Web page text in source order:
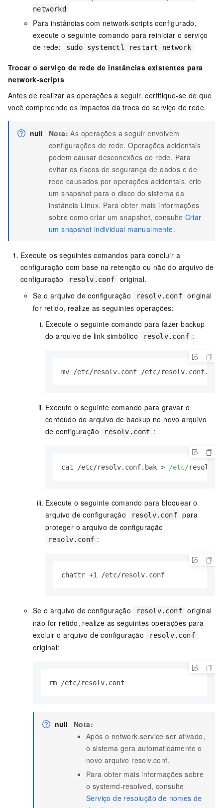
networkd
Para instâncias com network-scripts configurado,
execute o seguinte comando para reiniciar o serviço
de rede:
sudo systemctl restart network
Trocar o serviço de rede de instâncias existentes para
network-scripts
Antes de realizar as operações a seguir, certifique-se de que
você compreende os impactos da troca do serviço de rede.
null Nota: As operações a seguir envolvem
configurações de rede. Operações acidentais
podem causar desconexões de rede. Para
evitar os riscos de segurança de dados e de
rede causados por operações acidentais, crie
um snapshot para o disco do sistema da
instância Linux. Para obter mais informações
sobre como criar um snapshot, consulte Criar
um snapshot individual manualmente.
Execute os seguintes comandos para concluir a
configuração com base na retenção ou não do arquivo de
configuração
resolv.conf
original.
Se o arquivo de configuração
resolv.conf
original
for retido, realize as seguintes operações:
Execute o seguinte comando para fazer backup
do arquivo de link simbólico
resolv.conf :
mv /etc/resolv. conf /etc/resolv. conf.
Execute o seguinte comando para gravar o
conteúdo do arquivo de backup no novo arquivo
de configuração
resolv.conf :
cat /etc/resolv. conf. bak > /etc/resolv.
Execute o seguinte comando para bloquear o
arquivo de configuração
resolv.conf
para
proteger o arquivo de configuração
resolv.conf :
chattr +i /etc/resolv. conf
Se o arquivo de configuração resolv.conf
original
não for retido, realize as seguintes operações para
excluir o arquivo de configuração
resolv.conf
original:
rm /etc/resolv. conf
null
Nota:
Após o network.service ser ativado,
o sistema gera automaticamente o
novo arquivo resolv.conf.
Para obter mais informações sobre
o systemd-resolved, consulte
Serviço de resolução de nomes de